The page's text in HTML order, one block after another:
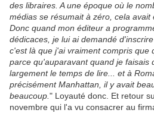
des libraires. A une époque où le
médias se résumait à zéro, cela avait
Donc quand mon éditeur a
dédicaces, je lui ai demandé
c'est là que j'ai vraiment compris que
parce qu'auparavant quand je faisais
largement le temps de lire... et à
précisément Manhattan, il y avait
beaucoup. " Loyauté donc. Et retour
novembre qui l'a vu consacrer au